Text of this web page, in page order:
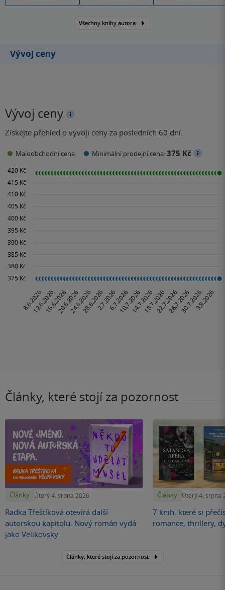
Všechny knihy autora
Vývoj ceny
Vývoj ceny
Získejte přehled o vývoji ceny za posledních 60 dní.
Maloobchodní cena Minimální prodejní cena:375 Kč
Články, které stojí za pozornost
Články Úterý 4. srpna 2026
Radka Třeštíková otevírá další
autorskou kapitolu. Nový román vydá
jako Velikovsky
Články Úterý 4. srpna
7 knih, které si
romance, thrillery,
Články, které stojí za pozornost